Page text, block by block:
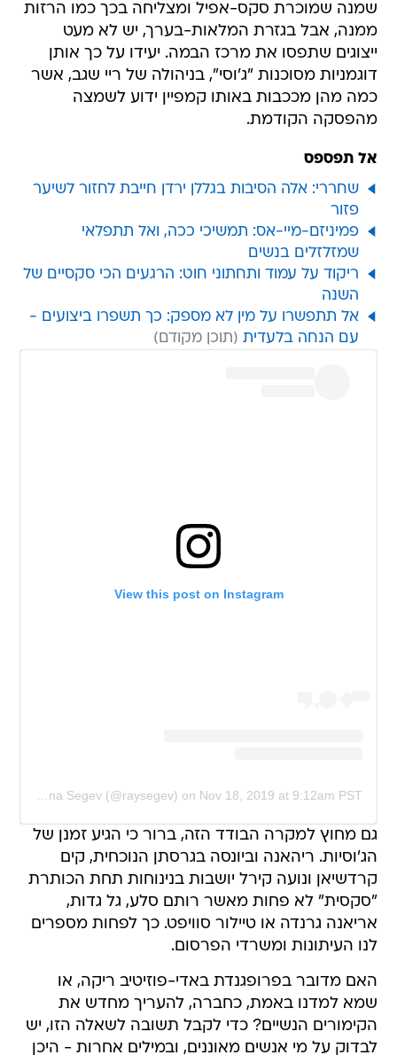
שמנה שמוכרת סקס-אפיל ומצליחה בכך כמו הרזות
ממנה, אבל בגזרת המלאות-בערך, יש לא מעט
ייצוגים שתפסו את מרכז הבמה. יעידו על כך אותן
דוגמניות מסוכנות "ג'וסי", בניהולה של ריי שגב, אשר
כמה מהן מככבות באותו קמפיין ידוע לשמצה
מהפסקה הקודמת.
אל תפספס
שחררי: אלה הסיבות בגללן ירדן חייבת לחזור לשיער
פזור
פמיניזם-מיי-אס: תמשיכי ככה, ואל תתפלאי
שמזלזלים בנשים
ריקוד על עמוד ותחתוני חוט: הרגעים הכי סקסיים של
השנה
אל תתפשרו על מין לא מספק: כך תשפרו ביצועים -
עם הנחה בלעדית
View this post on Instagram
A post shared by Ray Alona Segev (@raysegev) on Nov 18, 2019 at 9:12am PST
גם מחוץ למקרה הבודד הזה, ברור כי הגיע זמנן של
הג'וסיות. ריהאנה וביונסה בגרסתן הנוכחית, קים
קרדשיאן ונועה קירל יושבות בנינוחות תחת הכותרת
"סקסית" לא פחות מאשר רותם סלע, גל גדות,
אריאנה גרנדה או טיילור סוויפט. כך לפחות מספרים
לנו העיתונות ומשרדי הפרסום.
האם מדובר בפרופגנדת באדי-פוזיטיב ריקה, או
שמא למדנו באמת, כחברה, להעריך מחדש את
הקימורים הנשיים? כדי לקבל תשובה לשאלה הזו, יש
לבדוק על מי אנשים מאוננים, ובמילים אחרות - היכן